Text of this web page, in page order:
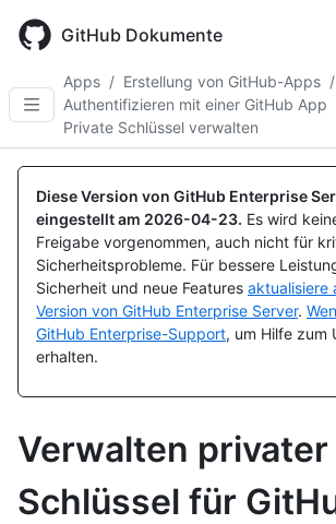
main
GitHub Dokumente
Apps / Erstellung von GitHub-Apps /
Authentifizieren mit einer GitHub App
Private Schlüssel verwalten
Diese Version von GitHub Enterprise
eingestellt am 2026-04-23. Es wird
Freigabe vorgenommen, auch nicht für
Sicherheitsprobleme. Für bessere
Sicherheit und neue Features aktualisiere
Version von GitHub Enterprise Server.
GitHub Enterprise-Support, um Hilfe zum
erhalten.
Verwalten privater
Schlüssel für